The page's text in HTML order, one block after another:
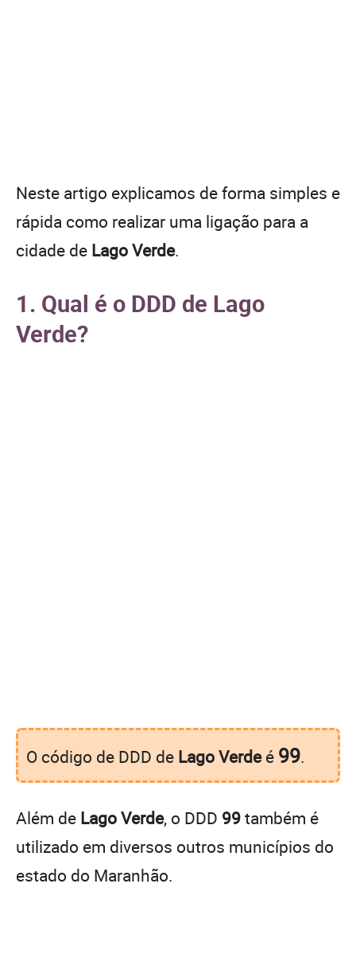
Neste artigo explicamos de forma simples e
rápida como realizar uma ligação para a
cidade de Lago Verde.
1. Qual é o DDD de Lago
Verde?
O código de DDD de Lago Verdeé 99.
Além de Lago Verde, o DDD 99também é
utilizado em diversos outros municípios do
estado do Maranhão.